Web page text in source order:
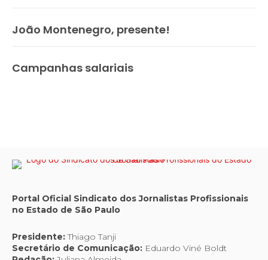
João Montenegro, presente!
Campanhas salariais
Portal Oficial Sindicato dos Jornalistas Profissionais
no Estado de São Paulo
Presidente:Thiago Tanji
Secretário de Comunicação: Eduardo Viné Boldt